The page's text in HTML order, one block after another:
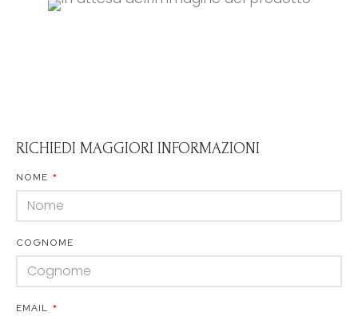
RICHIEDI MAGGIORI INFORMAZIONI
NOME
COGNOME
EMAIL